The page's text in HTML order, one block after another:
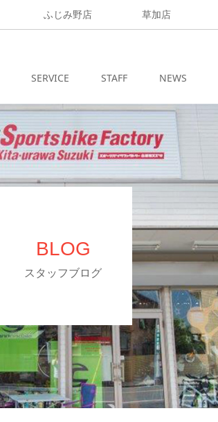
ふじみ野店 草加店
SERVICE STAFF NEWS
BLOG
スタッフブログ